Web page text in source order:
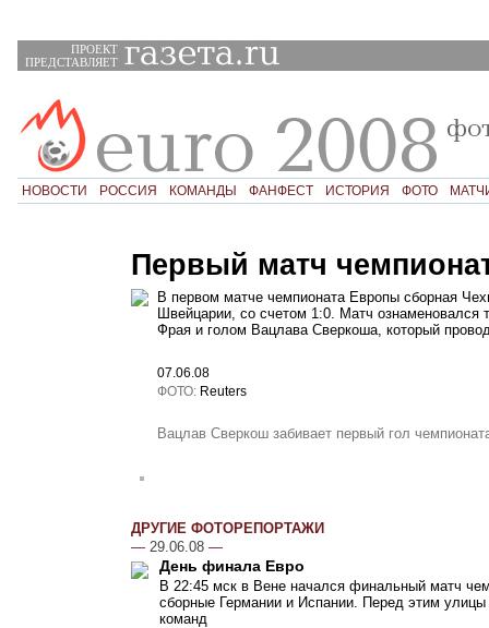
ПРОЕКТ
ПРЕДСТАВЛЯЕТ
НОВОСТИ РОССИЯ КОМАНДЫ ФАНФЕСТ ИСТОРИЯ ФОТО
Первый матч
В первом матче чемпионата Европы сборная
Швейцарии, со счетом 1:0. Матч ознаменовался
Фрая и голом Вацлава Сверкоша, который
07.06.08
ФОТО: Reuters
Вацлав Сверкош забивает первый гол
ДРУГИЕ ФОТОРЕПОРТАЖИ
—29.06.08 —
День финала Евро
В 22:45 мск в Вене начался финальный матч
сборные Германии и Испании. Перед этим
команд